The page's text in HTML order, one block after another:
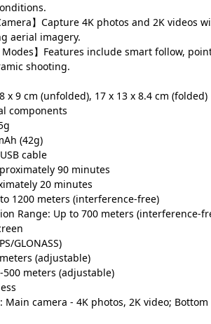
】Capture 4K photos and 2K videos
aerial imagery.
Modes】Features include smart follow,
shooting.
x 9 cm (unfolded), 17 x 13 x 8.4 cm (folded)
components
(42g)
cable
90 minutes
20 minutes
1200 meters (interference-free)
Range: Up to 700 meters (interference-
GLONASS)
(adjustable)
meters (adjustable)
Main camera - 4K photos, 2K video; Bottom